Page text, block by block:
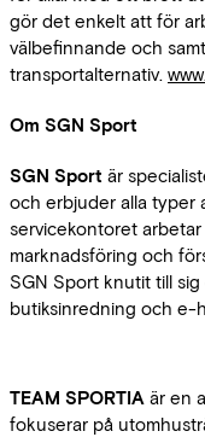
gör det enkelt att för
välbefinnande och
transportalternativ.
Om SGN Sport
SGN Sport är
och erbjuder alla typer
servicekontoret
marknadsföring och
SGN Sport knutit till
butiksinredning och e-
TEAM SPORTIA är en
fokuserar på